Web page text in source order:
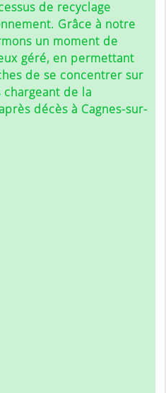
de recyclage
Grâce à notre
un moment de
géré, en permettant
de se concentrer sur
de la
décès à Cagnes-sur-